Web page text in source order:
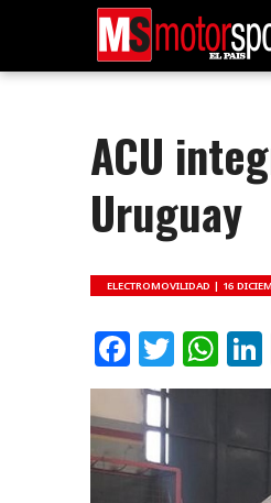
ACU
Uruguay
ELECTROMOVILIDAD | 16